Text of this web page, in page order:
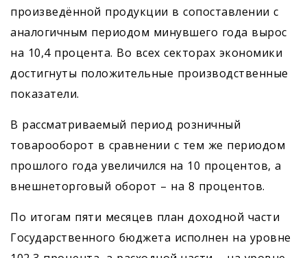
произведённой продукции в сопоставлении с
аналогичным периодом минувшего года вырос
на 10,4 процента. Во всех секторах экономики
достигнуты положительные производственные
показатели.
В рассматриваемый период розничный
товарооборот в сравнении с тем же периодом
прошлого года увеличился на 10 процентов, а
внешнеторговый оборот – на 8 процентов.
По итогам пяти месяцев план доходной части
Государственного бюджета исполнен на уровне